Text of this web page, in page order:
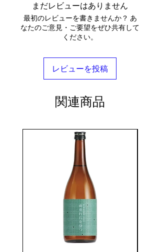
まだレビューはありません
最初のレビューを書きませんか？ あ
なたのご意見・ご要望をぜひ共有して
ください。
レビューを投稿
関連商品